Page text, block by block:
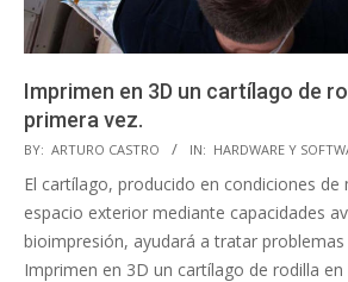
Imprimen en 3D un cartílago de
primera vez.
2023-
09-
BY: ARTURO CASTRO IN: HARDWARE Y
El cartílago, producido en condiciones de
espacio exterior mediante capacidades
bioimpresión, ayudará a tratar
Imprimen en 3D un cartílago de rodilla en